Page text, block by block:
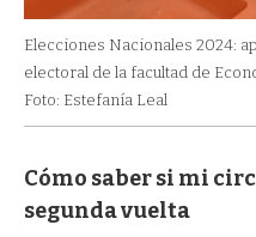
Elecciones Nacionales 2024:
electoral de la facultad de
Foto: Estefanía Leal
Cómo saber si mi
segunda vuelta